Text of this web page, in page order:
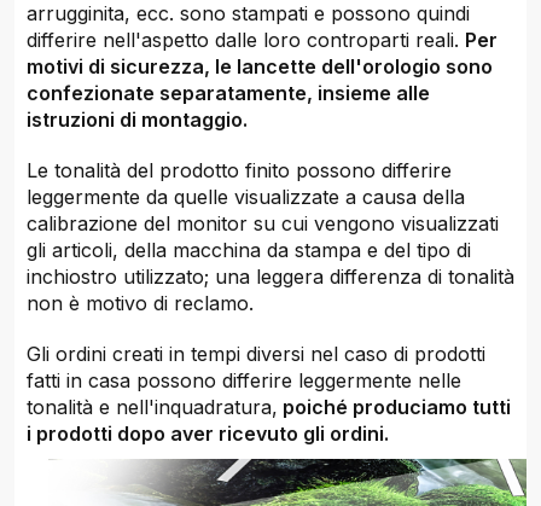
arrugginita, ecc. sono stampati e possono quindi
differire nell'aspetto dalle loro controparti reali. Per
motivi di sicurezza, le lancette dell'orologio sono
confezionate separatamente, insieme alle
istruzioni di montaggio.
Le tonalità del prodotto finito possono differire
leggermente da quelle visualizzate a causa della
calibrazione del monitor su cui vengono visualizzati
gli articoli, della macchina da stampa e del tipo di
inchiostro utilizzato; una leggera differenza di tonalità
non è motivo di reclamo.
Gli ordini creati in tempi diversi nel caso di prodotti
fatti in casa possono differire leggermente nelle
tonalità e nell'inquadratura, poiché produciamo tutti
i prodotti dopo aver ricevuto gli ordini.